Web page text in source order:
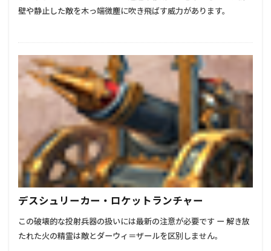
壁や静止した敵を木っ端微塵に吹き飛ばす威力があります。
デスシュリーカー・ロケットランチャー
この破壊的な投射兵器の扱いには最新の注意が必要です ー 解き放
たれた火の精霊は敵とダーウィ＝ザールを区別しません。